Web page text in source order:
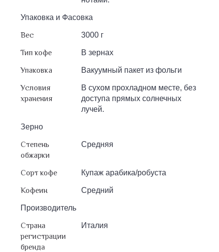
Упаковка и Фасовка
Вес 3000 г
Тип кофе В зернах
Упаковка Вакуумный пакет из фольги
Условия
хранения
В сухом прохладном месте, без
доступа прямых солнечных
лучей.
Зерно
Степень
обжарки
Средняя
Сорт кофе Купаж арабика/робуста
Кофеин Средний
Производитель
Страна
регистрации
бренда
Италия